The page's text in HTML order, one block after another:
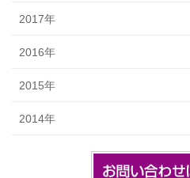
2017年
2016年
2015年
2014年